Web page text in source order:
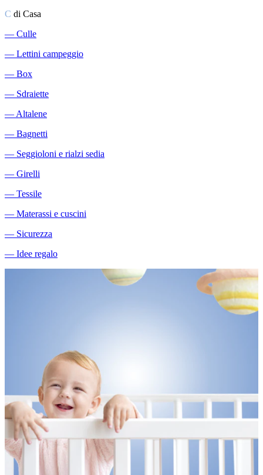
C di Casa
― Culle
― Lettini campeggio
― Box
― Sdraiette
―Altalene
― Bagnetti
― Seggioloni e rialzi sedia
― Girelli
― Tessile
― Materassi e cuscini
― Sicurezza
― Idee regalo